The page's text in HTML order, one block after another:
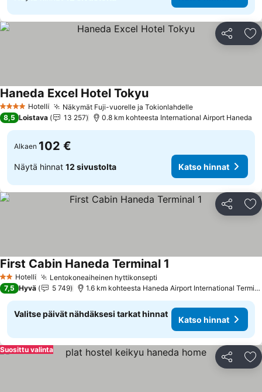
Jaa
4 Tähtiluokitus
Hotelli Näkymät Fuji-vuorelle ja TokionlahdelleKatso hinnat
Haneda Excel Hotel TokyuKatso hinnat
8,5 Loistava 13 257 0.8 km kohteesta International Airport Haneda
Alkaen 102 €
Näytä hinnat 12 sivustolta Katso hinnat
Jaa
2 Tähtiluokitus
Hotelli Lentokoneaiheinen hyttikonsepti
First Cabin Haneda Terminal 1
7,5 Hyvä 5 749 1.6 km kohteesta Haneda Airport International
Valitse päivät nähdäksesi tarkat hinnat
Katso hinnat
Jaa
Suosittu valinta